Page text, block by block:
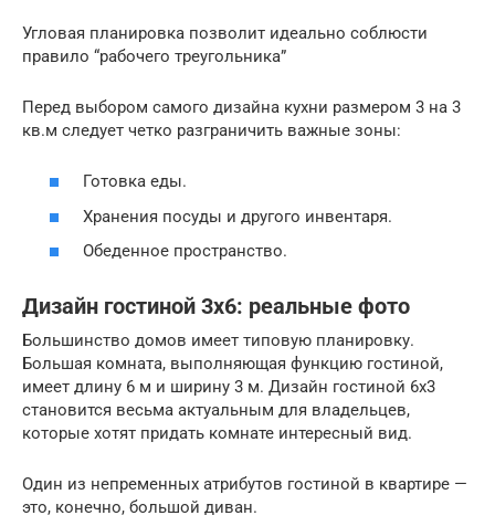
Угловая планировка позволит идеально соблюсти
правило “рабочего треугольника”
Перед выбором самого дизайна кухни размером 3 на 3
кв.м следует четко разграничить важные зоны:
Готовка еды.
Хранения посуды и другого инвентаря.
Обеденное пространство.
Дизайн гостиной 3х6: реальные фото
Большинство домов имеет типовую планировку.
Большая комната, выполняющая функцию гостиной,
имеет длину 6 м и ширину 3 м. Дизайн гостиной 6х3
становится весьма актуальным для владельцев,
которые хотят придать комнате интересный вид.
Один из непременных атрибутов гостиной в квартире —
это, конечно, большой диван.